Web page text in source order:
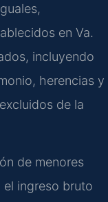
en Va.
incluyendo
herencias y
de la
de menores
el ingreso bruto